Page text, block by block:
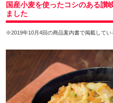
国産小麦を使ったコシのある讃
ました
※2019年10月4回の商品案内書で掲載してい